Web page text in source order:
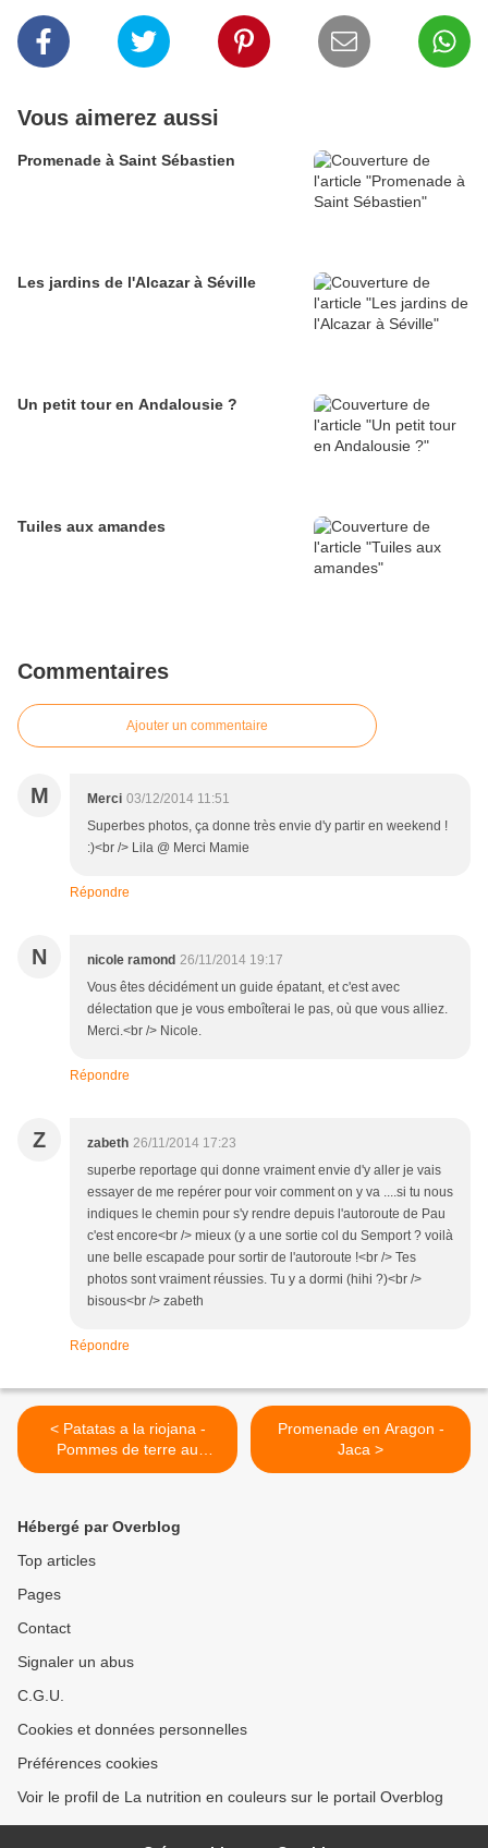
Vous aimerez aussi
Promenade à Saint Sébastien
Les jardins de l'Alcazar à Séville
Un petit tour en Andalousie ?
Tuiles aux amandes
Commentaires
Ajouter un commentaire
M Merci 03/12/2014 11:51
Superbes photos, ça donne très envie d'y partir en weekend !
:)<br /> Lila @ Merci Mamie
Répondre
N nicole ramond 26/11/2014 19:17
Vous êtes décidément un guide épatant, et c'est avec
délectation que je vous emboîterai le pas, où que vous alliez.
Merci.<br /> Nicole.
Répondre
Z zabeth 26/11/2014 17:23
superbe reportage qui donne vraiment envie d'y aller je vais
essayer de me repérer pour voir comment on y va ....si tu nous
indiques le chemin pour s'y rendre depuis l'autoroute de Pau
c'est encore<br /> mieux (y a une sortie col du Semport ? voilà
une belle escapade pour sortir de l'autoroute !<br /> Tes
photos sont vraiment réussies. Tu y a dormi (hihi ?)<br />
bisous<br /> zabeth
Répondre
< Patatas a la riojana -
Pommes de terre au
chorizo
Promenade en Aragon -
Jaca >
Hébergé par Overblog
Top articles
Pages
Contact
Signaler un abus
C.G.U.
Cookies et données personnelles
Préférences cookies
Voir le profil de La nutrition en couleurs sur le portail Overblog